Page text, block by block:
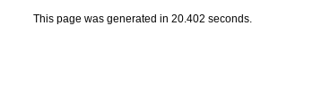
This page was generated in 20.402 seconds.